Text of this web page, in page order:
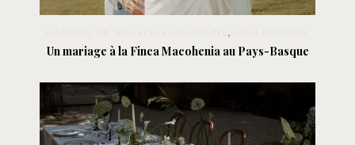
MARIAGE EN NOUVELLE-AQUITAINE,
Un mariage à la Finca Macohenia au Pays-Basque